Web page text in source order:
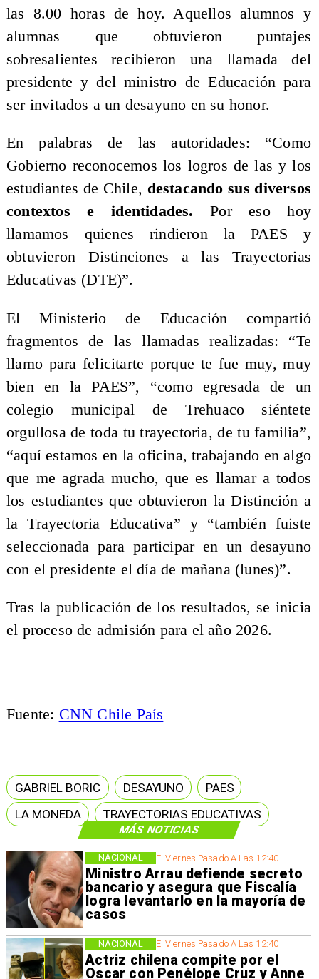
MÁS NOTICIAS
El Viernes Pasado A Las 12:40
Ministro Arrau defiende secreto
bancario y asegura que Fiscalía
logra levantarlo en la mayoría de
casos
NACIONAL
El Viernes Pasado A Las 12:40
Actriz chilena compite por el
Oscar con Penélope Cruz y Anne
NACIONAL
las 8.00 horas de hoy. Aquellos alumnos y
alumnas que obtuvieron puntajes
sobresalientes recibieron una llamada del
presidente y del ministro de Educación para
ser invitados a un desayuno en su honor.
En palabras de las autoridades: “Como
Gobierno reconocemos los logros de las y los
estudiantes de Chile, destacando sus diversos
contextos e identidades. Por eso hoy
llamamos quienes rindieron la PAES y
obtuvieron Distinciones a las Trayectorias
Educativas (DTE)”.
El Ministerio de Educación compartió
fragmentos de las llamadas realizadas: “Te
llamo para felicitarte porque te fue muy, muy
bien en la PAES”, “como egresada de un
colegio municipal de Trehuaco siéntete
orgullosa de toda tu trayectoria, de tu familia”,
“aquí estamos en la oficina, trabajando en algo
que me agrada mucho, que es llamar a todos
los estudiantes que obtuvieron la Distinción a
la Trayectoria Educativa” y “también fuiste
seleccionada para participar en un desayuno
con el presidente el día de mañana (lunes)”.
Tras la publicación de los resultados, se inicia
el proceso de admisión para el año 2026.
Fuente: CNN Chile País
GABRIEL BORIC DESAYUNO
PAES
LA MONEDA
TRAYECTORIAS EDUCATIVAS